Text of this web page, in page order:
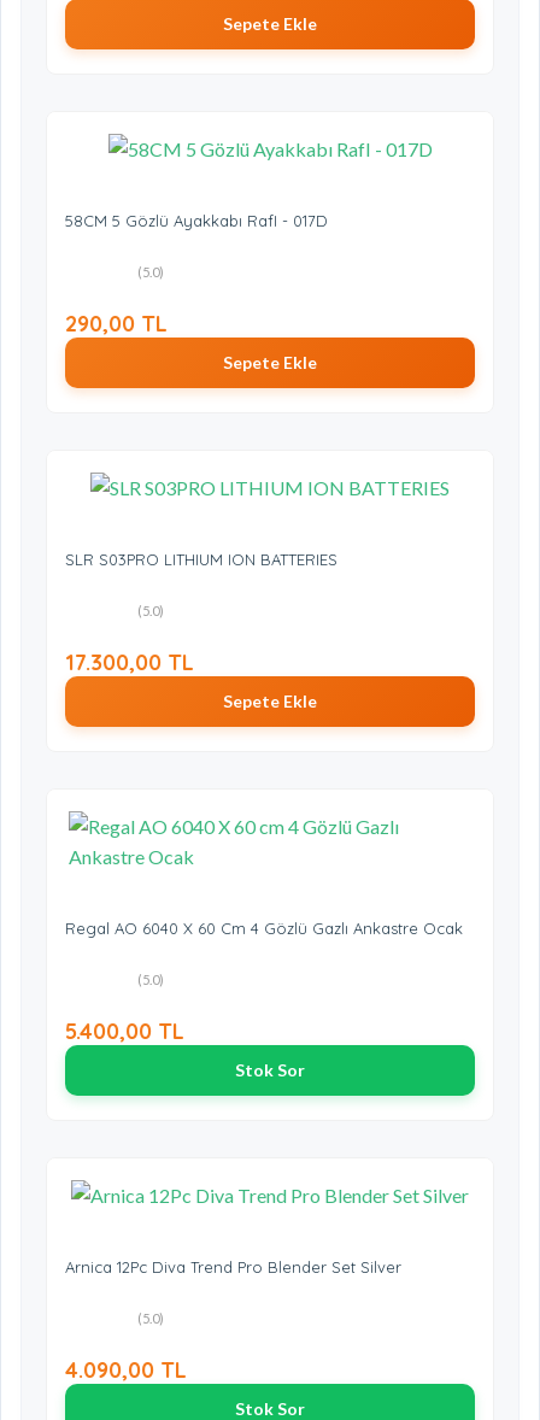
Sepete Ekle
58CM 5 Gözlü Ayakkabı RafI - 017D
(5.0)
290,00 TL
Sepete Ekle
SLR S03PRO LITHIUM ION BATTERIES
(5.0)
17.300,00 TL
Sepete Ekle
Regal AO 6040 X 60 Cm 4 Gözlü Gazlı Ankastre Ocak
(5.0)
5.400,00 TL
Stok Sor
Arnica 12Pc Diva Trend Pro Blender Set Silver
(5.0)
4.090,00 TL
Stok Sor